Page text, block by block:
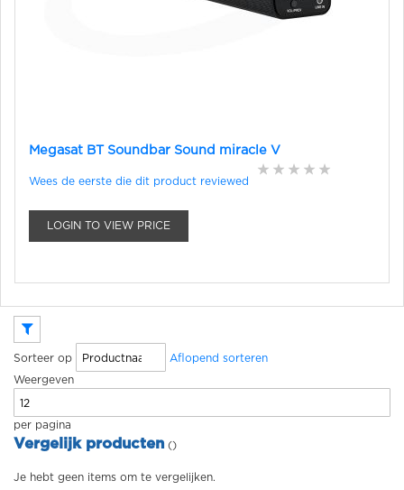
Megasat BT Soundbar Sound miracle V
Wees de eerste die dit product reviewed
LOGIN TO VIEW PRICE
Sorteer op Aflopend sorteren
Weergeven
per pagina
Vergelijk producten
Je hebt geen items om te vergelijken.